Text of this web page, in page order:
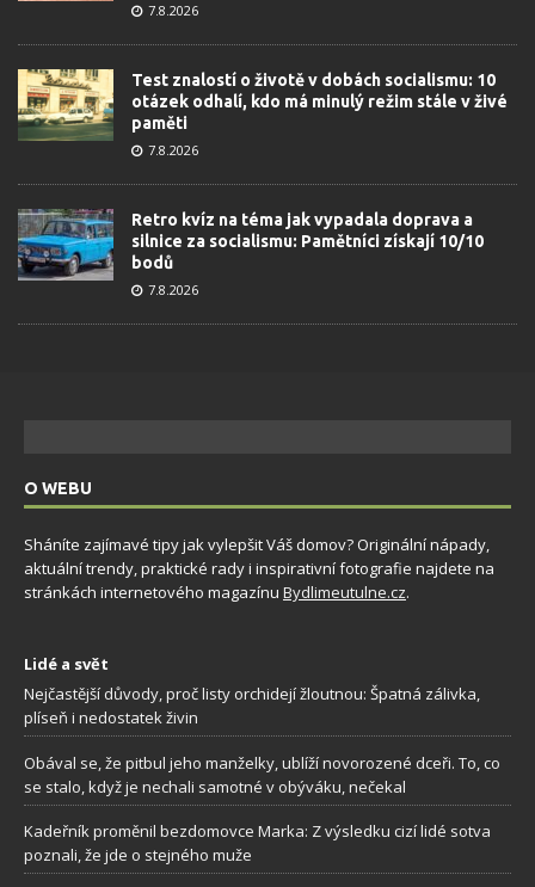
7.8.2026
Test znalostí o životě v dobách socialismu: 10
otázek odhalí, kdo má minulý režim stále v živé
paměti
7.8.2026
Retro kvíz na téma jak vypadala doprava a
silnice za socialismu: Pamětníci získají 10/10
bodů
7.8.2026
O WEBU
Sháníte zajímavé tipy jak vylepšit Váš domov? Originální nápady,
aktuální trendy, praktické rady i inspirativní fotografie najdete na
stránkách internetového magazínu Bydlimeutulne.cz.
Lidé a svět
Nejčastější důvody, proč listy orchidejí žloutnou: Špatná zálivka,
plíseň i nedostatek živin
Obával se, že pitbul jeho manželky, ublíží novorozené dceři. To, co
se stalo, když je nechali samotné v obýváku, nečekal
Kadeřník proměnil bezdomovce Marka: Z výsledku cizí lidé sotva
poznali, že jde o stejného muže